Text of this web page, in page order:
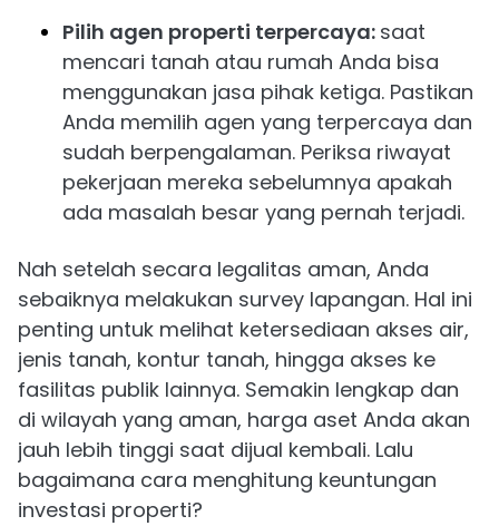
Pilih agen properti terpercaya: saat
mencari tanah atau rumah Anda bisa
menggunakan jasa pihak ketiga. Pastikan
Anda memilih agen yang terpercaya dan
sudah berpengalaman. Periksa riwayat
pekerjaan mereka sebelumnya apakah
ada masalah besar yang pernah terjadi.
Nah setelah secara legalitas aman, Anda
sebaiknya melakukan survey lapangan. Hal ini
penting untuk melihat ketersediaan akses air,
jenis tanah, kontur tanah, hingga akses ke
fasilitas publik lainnya. Semakin lengkap dan
di wilayah yang aman, harga aset Anda akan
jauh lebih tinggi saat dijual kembali. Lalu
bagaimana cara menghitung keuntungan
investasi properti?